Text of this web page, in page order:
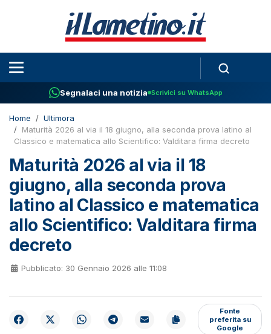
Segnalaci una notizia Scrivici su WhatsApp
Home
Ultimora
Maturità 2026 al via il 18 giugno, alla seconda prova latino al
Classico e matematica allo Scientifico: Valditara firma decreto
Maturità 2026 al via il 18
giugno, alla seconda prova
latino al Classico e matematica
allo Scientifico: Valditara firma
decreto
Pubblicato: 30 Gennaio 2026 alle 11:08
Fonte
preferita su
Google